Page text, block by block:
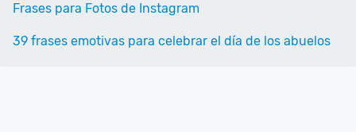
Frases para Fotos de Instagram
39 frases emotivas para celebrar el día de los abuelos